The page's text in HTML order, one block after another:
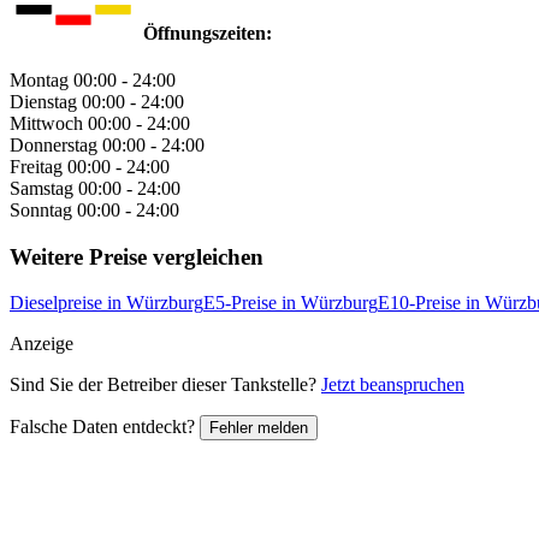
Öffnungszeiten:
Montag 00:00 - 24:00
Dienstag 00:00 - 24:00
Mittwoch 00:00 - 24:00
Donnerstag 00:00 - 24:00
Freitag 00:00 - 24:00
Samstag 00:00 - 24:00
Sonntag 00:00 - 24:00
Weitere Preise vergleichen
Dieselpreise in WürzburgE5-Preise in WürzburgE10-Preise in
Anzeige
Sind Sie der Betreiber dieser Tankstelle? Jetzt beanspruchen
Falsche Daten entdeckt? Fehler melden